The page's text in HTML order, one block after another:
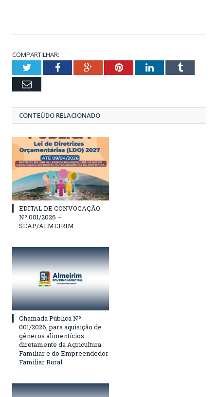
COMPARTILHAR:
TwitterFacebookGoogle+PinterestLinkedInTumblr
Email
CONTEÚDO RELACIONADO
EDITAL DE CONVOCAÇÃO
Nº 001/2026 –
SEAP/ALMEIRIM
Chamada Pública Nº
001/2026, para aquisição de
gêneros alimentícios
diretamente da Agricultura
Familiar e do Empreendedor
Familiar Rural